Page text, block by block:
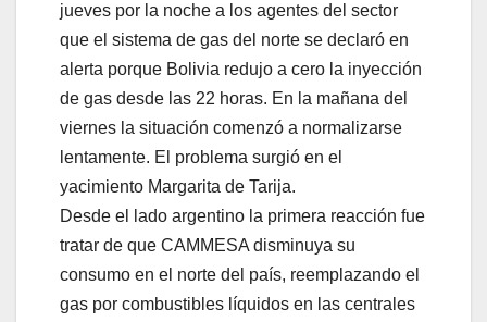
jueves por la noche a los agentes del sector
que el sistema de gas del norte se declaró en
alerta porque Bolivia redujo a cero la inyección
de gas desde las 22 horas. En la mañana del
viernes la situación comenzó a normalizarse
lentamente. El problema surgió en el
yacimiento Margarita de Tarija.
Desde el lado argentino la primera reacción fue
tratar de que CAMMESA disminuya su
consumo en el norte del país, reemplazando el
gas por combustibles líquidos en las centrales